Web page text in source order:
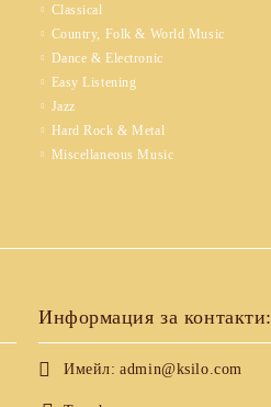
Classical
Country, Folk & World Music
Dance & Electronic
Easy Listening
Jazz
Hard Rock & Metal
Miscellaneous Music
Информация за контакти:
Имейл: admin@ksilo.com